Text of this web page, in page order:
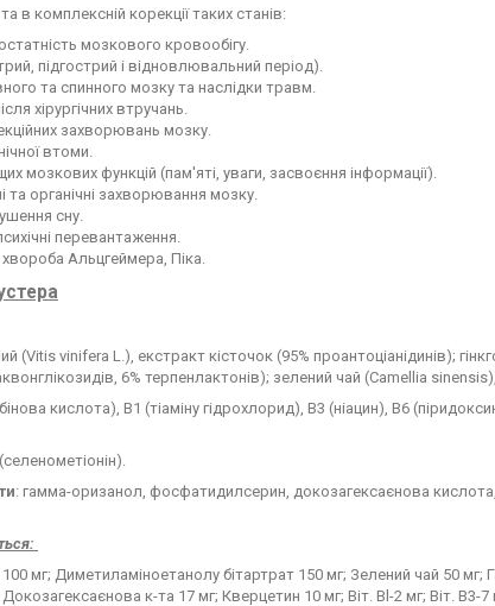
в комплексній корекції таких станів:
мозкового кровообігу.
підгострий і відновлювальний період).
та спинного мозку та наслідки травм.
хірургічних втручань.
захворювань мозку.
втоми.
мозкових функцій (пам'яті, уваги, засвоєння інформації).
та органічні захворювання мозку.
сну.
перевантаження.
Альцгеймера, Піка.
(Vitis vinifera L.), екстракт кісточок (95% проантоціанідинів);
6% терпенлактонів); зелений чай (Camellia
кислота), B1 (тіаміну гідрохлорид), B3 (ніацин), B6
: гамма-оризанол, фосфатидилсерин, докозагексаєнова
мг; Диметиламіноетанолу бітартрат 150 мг; Зелений чай 50 мг;
к-та 17 мг; Кверцетин 10 мг; Віт. Bl-2 мг; Віт. B3-7